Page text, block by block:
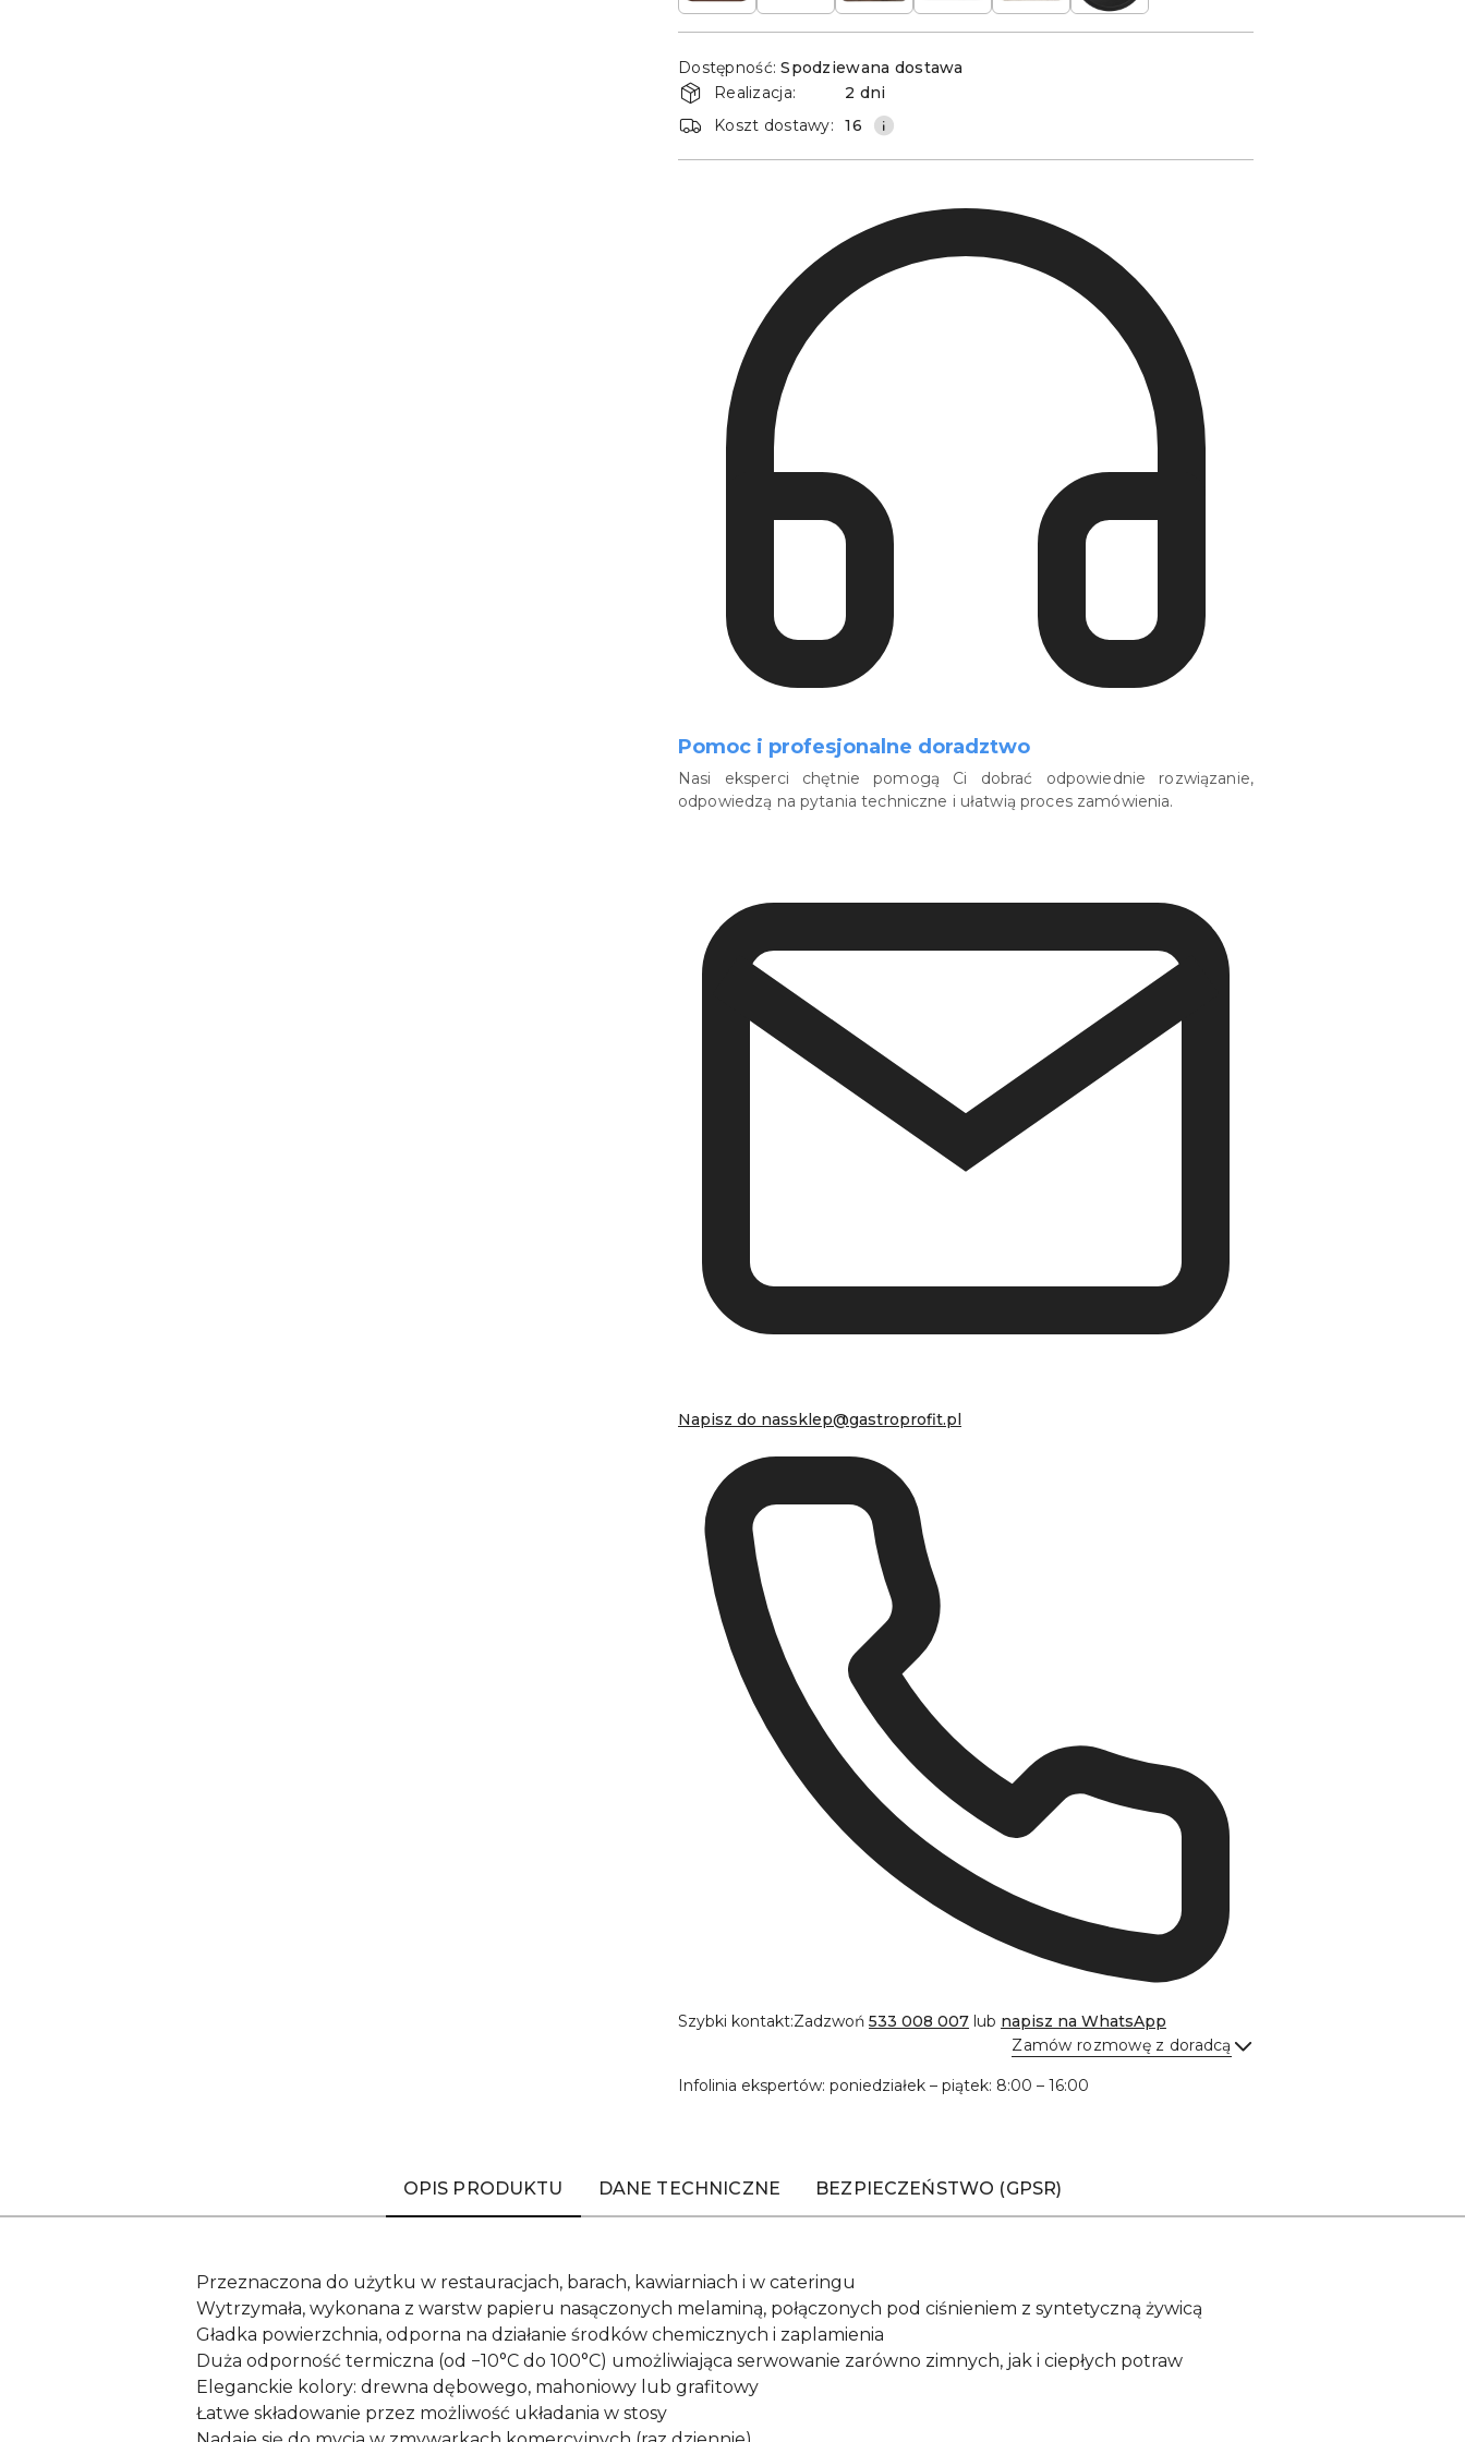
i
dostawa
Dostępność: Spodziewana dostawa
Realizacja:
2 dni
Koszt dostawy:
16
Pomoc i profesjonalne doradztwo
Nasi eksperci chętnie pomogą Ci dobrać odpowiednie rozwiązanie,
odpowiedzą na pytania techniczne i ułatwią proces zamówienia.
Napisz do nassklep@gastroprofit.pl
Szybki kontakt:Zadzwoń 533 008 007 lub napisz na WhatsApp
Zamów rozmowę z doradcą
Infolinia ekspertów: poniedziałek – piątek: 8:00 – 16:00
OPIS PRODUKTU DANE TECHNICZNE BEZPIECZEŃSTWO (GPSR)
Przeznaczona do użytku w restauracjach, barach, kawiarniach i w cateringu
Wytrzymała, wykonana z warstw papieru nasączonych melaminą, połączonych pod ciśnieniem z syntetyczną żywicą
Gładka powierzchnia, odporna na działanie środków chemicznych i zaplamienia
Duża odporność termiczna (od −10°C do 100°C) umożliwiająca serwowanie zarówno zimnych, jak i ciepłych potraw
Eleganckie kolory: drewna dębowego, mahoniowy lub grafitowy
Łatwe składowanie przez możliwość układania w stosy